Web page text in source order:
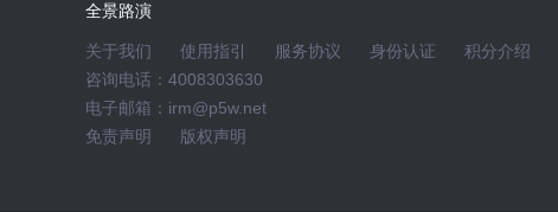
全景路演
关于我们 使用指引 服务协议 身份认证
积分介绍
咨询电话：4008303630
电子邮箱：irm@p5w.net
免责声明
版权声明